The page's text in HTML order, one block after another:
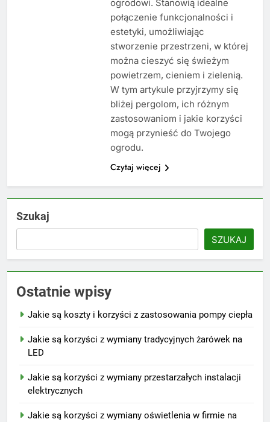
ogrodowi. Stanowią idealne
połączenie funkcjonalności i
estetyki, umożliwiając
stworzenie przestrzeni, w której
można cieszyć się świeżym
powietrzem, cieniem i zielenią.
W tym artykule przyjrzymy się
bliżej pergolom, ich różnym
zastosowaniom i jakie korzyści
mogą przynieść do Twojego
ogrodu.
Czytaj więcej
Szukaj
SZUKAJ
Ostatnie wpisy
Jakie są koszty i korzyści z zastosowania pompy ciepła
Jakie są korzyści z wymiany tradycyjnych żarówek na
LED
Jakie są korzyści z wymiany przestarzałych instalacji
elektrycznych
Jakie są korzyści z wymiany oświetlenia w firmie na